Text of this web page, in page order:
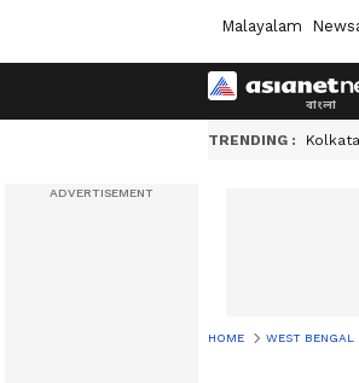
Malayalam
TRENDING :
HOME WEST BENGAL